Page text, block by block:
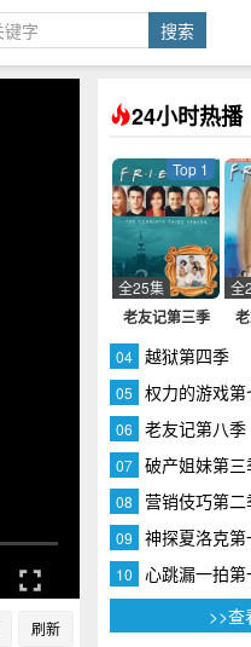
刷新
24小时热播
老友记第三季
Top 1
全25集 全
04 越狱第四季
05 权力的游戏第
06 老友记第八季
07 破产姐妹第三
08 营销伎巧第二
09 神探夏洛克第
10
心跳漏一拍第
>>查